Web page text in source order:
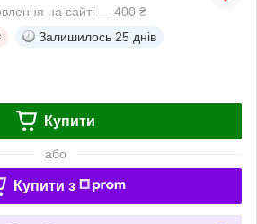
на сайті — 400 ₴
Залишилось 25 днів
Купити
або
Купити з